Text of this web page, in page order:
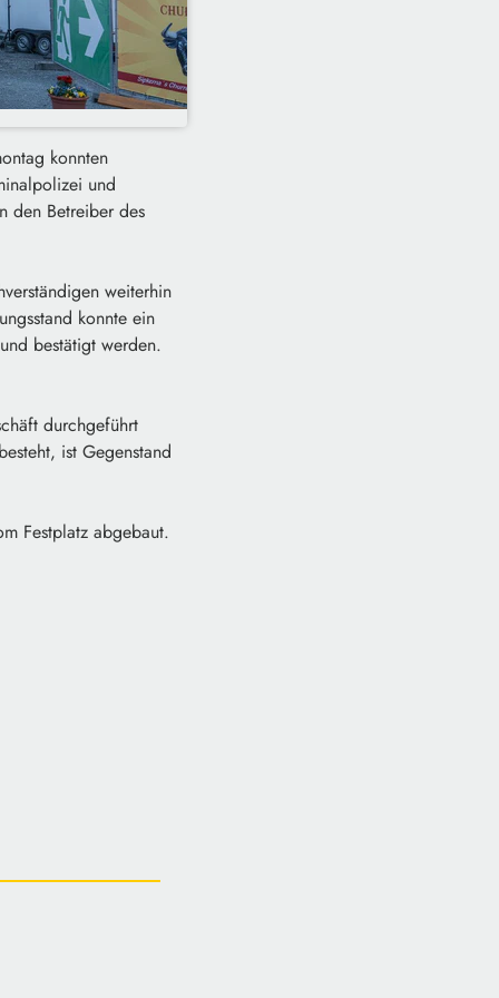
konnten
und
den Betreiber des
weiterhin
konnte ein
bestätigt werden.
durchgeführt
ist Gegenstand
Festplatz abgebaut.